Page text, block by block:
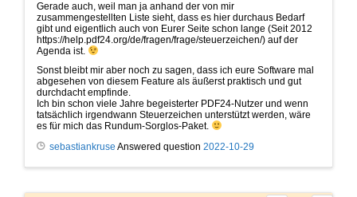
Gerade auch, weil man ja anhand der von mir
zusammengestellten Liste sieht, dass es hier durchaus Bedarf
gibt und eigentlich auch von Eurer Seite schon lange (Seit 2012
https://help.pdf24.org/de/fragen/frage/steuerzeichen/) auf der
Agenda ist.
Sonst bleibt mir aber noch zu sagen, dass ich eure Software mal
abgesehen von diesem Feature als äußerst praktisch und gut
durchdacht empfinde.
Ich bin schon viele Jahre begeisterter PDF24-Nutzer und wenn
tatsächlich irgendwann Steuerzeichen unterstützt werden, wäre
es für mich das Rundum-Sorglos-Paket.
sebastiankruse Answered question 2022-10-29